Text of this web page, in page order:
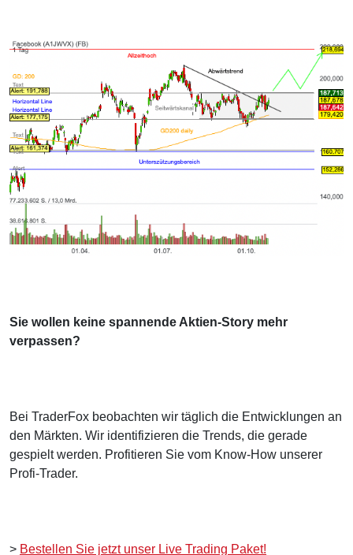
Sie wollen keine spannende Aktien-Story mehr
verpassen?
Bei TraderFox beobachten wir täglich die Entwicklungen an
den Märkten. Wir identifizieren die Trends, die gerade
gespielt werden. Profitieren Sie vom Know-How unserer
Profi-Trader.
> Bestellen Sie jetzt unser Live Trading Paket!